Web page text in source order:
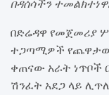
በዳሰሳችን
በድሬዳዋ የመጀመሪያ
ተጋጣሚዎች የጨዋታው
ቀጠናው አራት
ሽንፈት አደጋ ላይ